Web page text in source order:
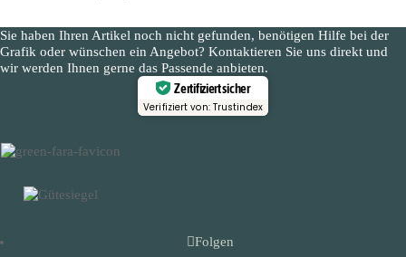
Sie haben Ihren Artikel noch nicht gefunden, benötigen Hilfe bei der
Grafik oder wünschen ein Angebot? Kontaktieren Sie uns direkt und
wir werden Ihnen gerne das Passende anbieten.
Zertifiziert sicher
Verifiziert von: Trustindex
Folgen